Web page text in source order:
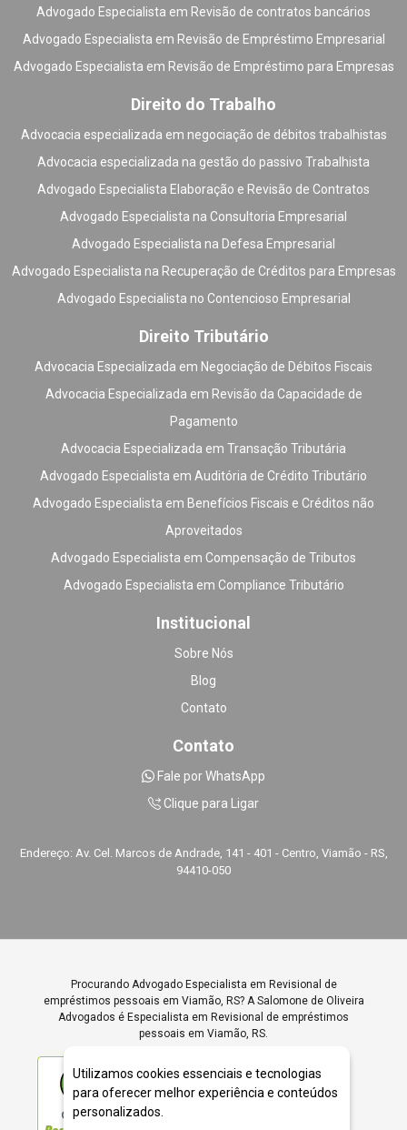
Advogado Especialista em Revisão de contratos bancários
Advogado Especialista em Revisão de Empréstimo Empresarial
Advogado Especialista em Revisão de Empréstimo para Empresas
Direito do Trabalho
Advocacia especializada em negociação de débitos trabalhistas
Advocacia especializada na gestão do passivo Trabalhista
Advogado Especialista Elaboração e Revisão de Contratos
Advogado Especialista na Consultoria Empresarial
Advogado Especialista na Defesa Empresarial
Advogado Especialista na Recuperação de Créditos para Empresas
Advogado Especialista no Contencioso Empresarial
Direito Tributário
Advocacia Especializada em Negociação de Débitos Fiscais
Advocacia Especializada em Revisão da Capacidade de
Pagamento
Advocacia Especializada em Transação Tributária
Advogado Especialista em Auditória de Crédito Tributário
Advogado Especialista em Benefícios Fiscais e Créditos não
Aproveitados
Advogado Especialista em Compensação de Tributos
Advogado Especialista em Compliance Tributário
Institucional
Sobre Nós
Blog
Contato
Contato
Fale por WhatsApp
Clique para Ligar
Endereço: Av. Cel. Marcos de Andrade, 141 - 401 - Centro, Viamão - RS,
94410-050
Procurando Advogado Especialista em Revisional de
empréstimos pessoais em Viamão, RS? A Salomone de Oliveira
Advogados é Especialista em Revisional de empréstimos
pessoais em Viamão, RS.
ÓTIMO
Utilizamos cookies essenciais e tecnologias
para oferecer melhor experiência e conteúdos
personalizados.